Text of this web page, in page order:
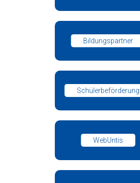
Bildungspartner
Schülerbeförderung
WebUntis